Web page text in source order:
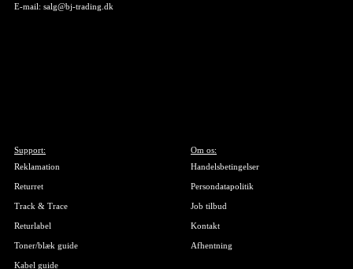
E-mail: salg@bj-trading.dk
Support:
Reklamation
Returret
Track & Trace
Returlabel
Toner/blæk guide
Kabel guide
Om os:
Handelsbetingelser
Persondatapolitik
Job tilbud
Kontakt
Afhentning